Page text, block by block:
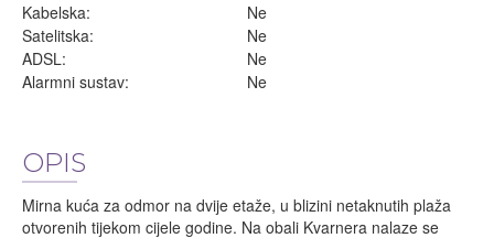
Kabelska:
Ne
Satelitska:
Ne
ADSL:
Ne
Alarmni sustav:
Ne
OPIS
Mirna kuća za odmor na dvije etaže, u blizini netaknutih plaža
otvorenih tijekom cijele godine. Na obali Kvarnera nalaze se